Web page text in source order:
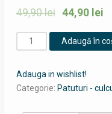
49,90lei 44,90 lei
Cantitate
Cos
nr
3,
Adaugă în
Adauga in wishlist!
Categorie: Patuturi -